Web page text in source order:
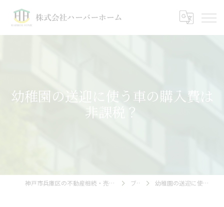
幼稚園の送迎に使う車の購入費は
非課税？
神戸市兵庫区の不動産相続・売却相談｜株式会社ハーバーホーム ブログ 幼稚園の送迎に使う車の購入費は非課税？